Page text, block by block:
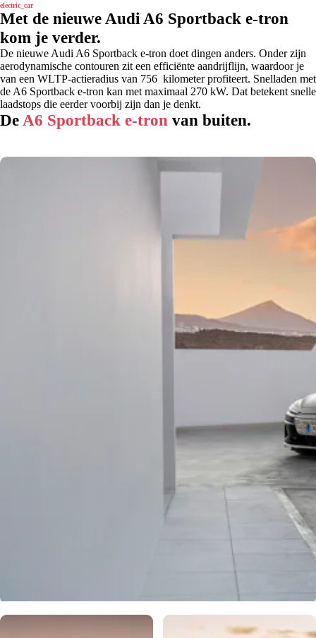
electric_car
Met de nieuwe Audi A6 Sportback e-tron
kom je verder.
De nieuwe Audi A6 Sportback e-tron doet dingen anders. Onder zijn
aerodynamische contouren zit een efficiënte aandrijflijn, waardoor je
van een WLTP-actieradius van 756 kilometer profiteert. Snelladen met
de A6 Sportback e-tron kan met maximaal 270 kW. Dat betekent snelle
laadstops die eerder voorbij zijn dan je denkt.
De A6 Sportback e-tron van buiten.